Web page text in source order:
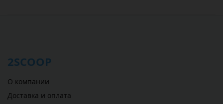
2SCOOP
О компании
Доставка и оплата